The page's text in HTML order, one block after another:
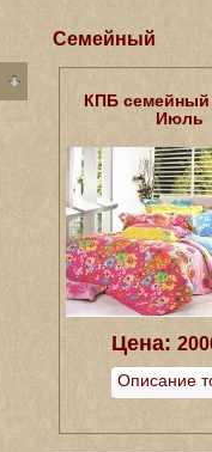
Семейный
КПБ cемейный
Июль
Цена:
Описание